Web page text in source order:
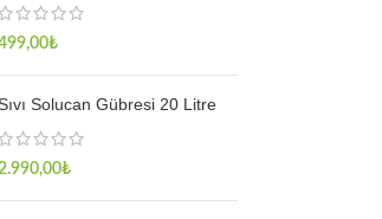
₺
Solucan Gübresi 20 Litre
₺